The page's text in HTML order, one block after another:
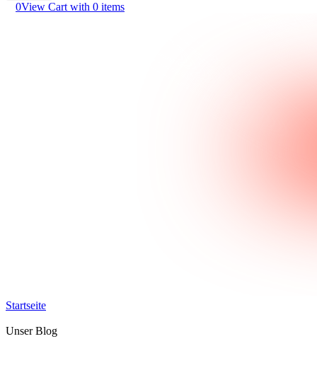
0View Cart with 0 items
Startseite
Unser Blog